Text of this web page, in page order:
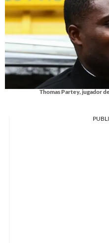
Thomas Partey, jugador